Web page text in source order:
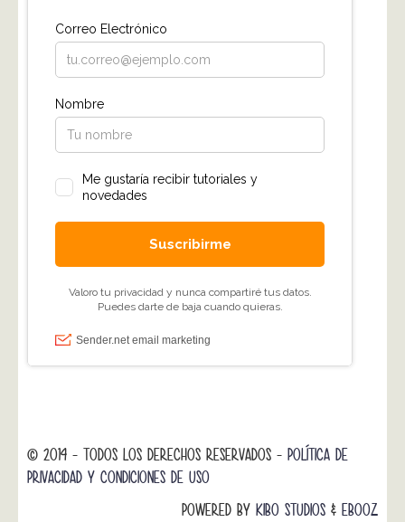
© 2014 - TODOS LOS DERECHOS RESERVADOS - POLÍTICA DE
PRIVACIDAD Y CONDICIONES DE USO
POWERED BY KIBO STUDIOS & EBOOZ